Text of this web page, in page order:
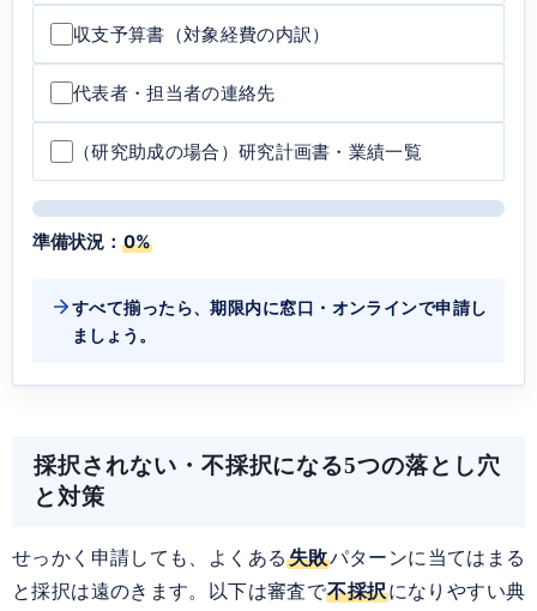
収支予算書（対象経費の内訳）
代表者・担当者の連絡先
（研究助成の場合）研究計画書・業績一覧
準備状況： 0%
すべて揃ったら、期限内に窓口・オンラインで申請し
ましょう。
採択されない・不採択になる5つの落とし穴
と対策
せっかく申請しても、よくある失敗パターンに当てはまる
と採択は遠のきます。以下は審査で不採択になりやすい典